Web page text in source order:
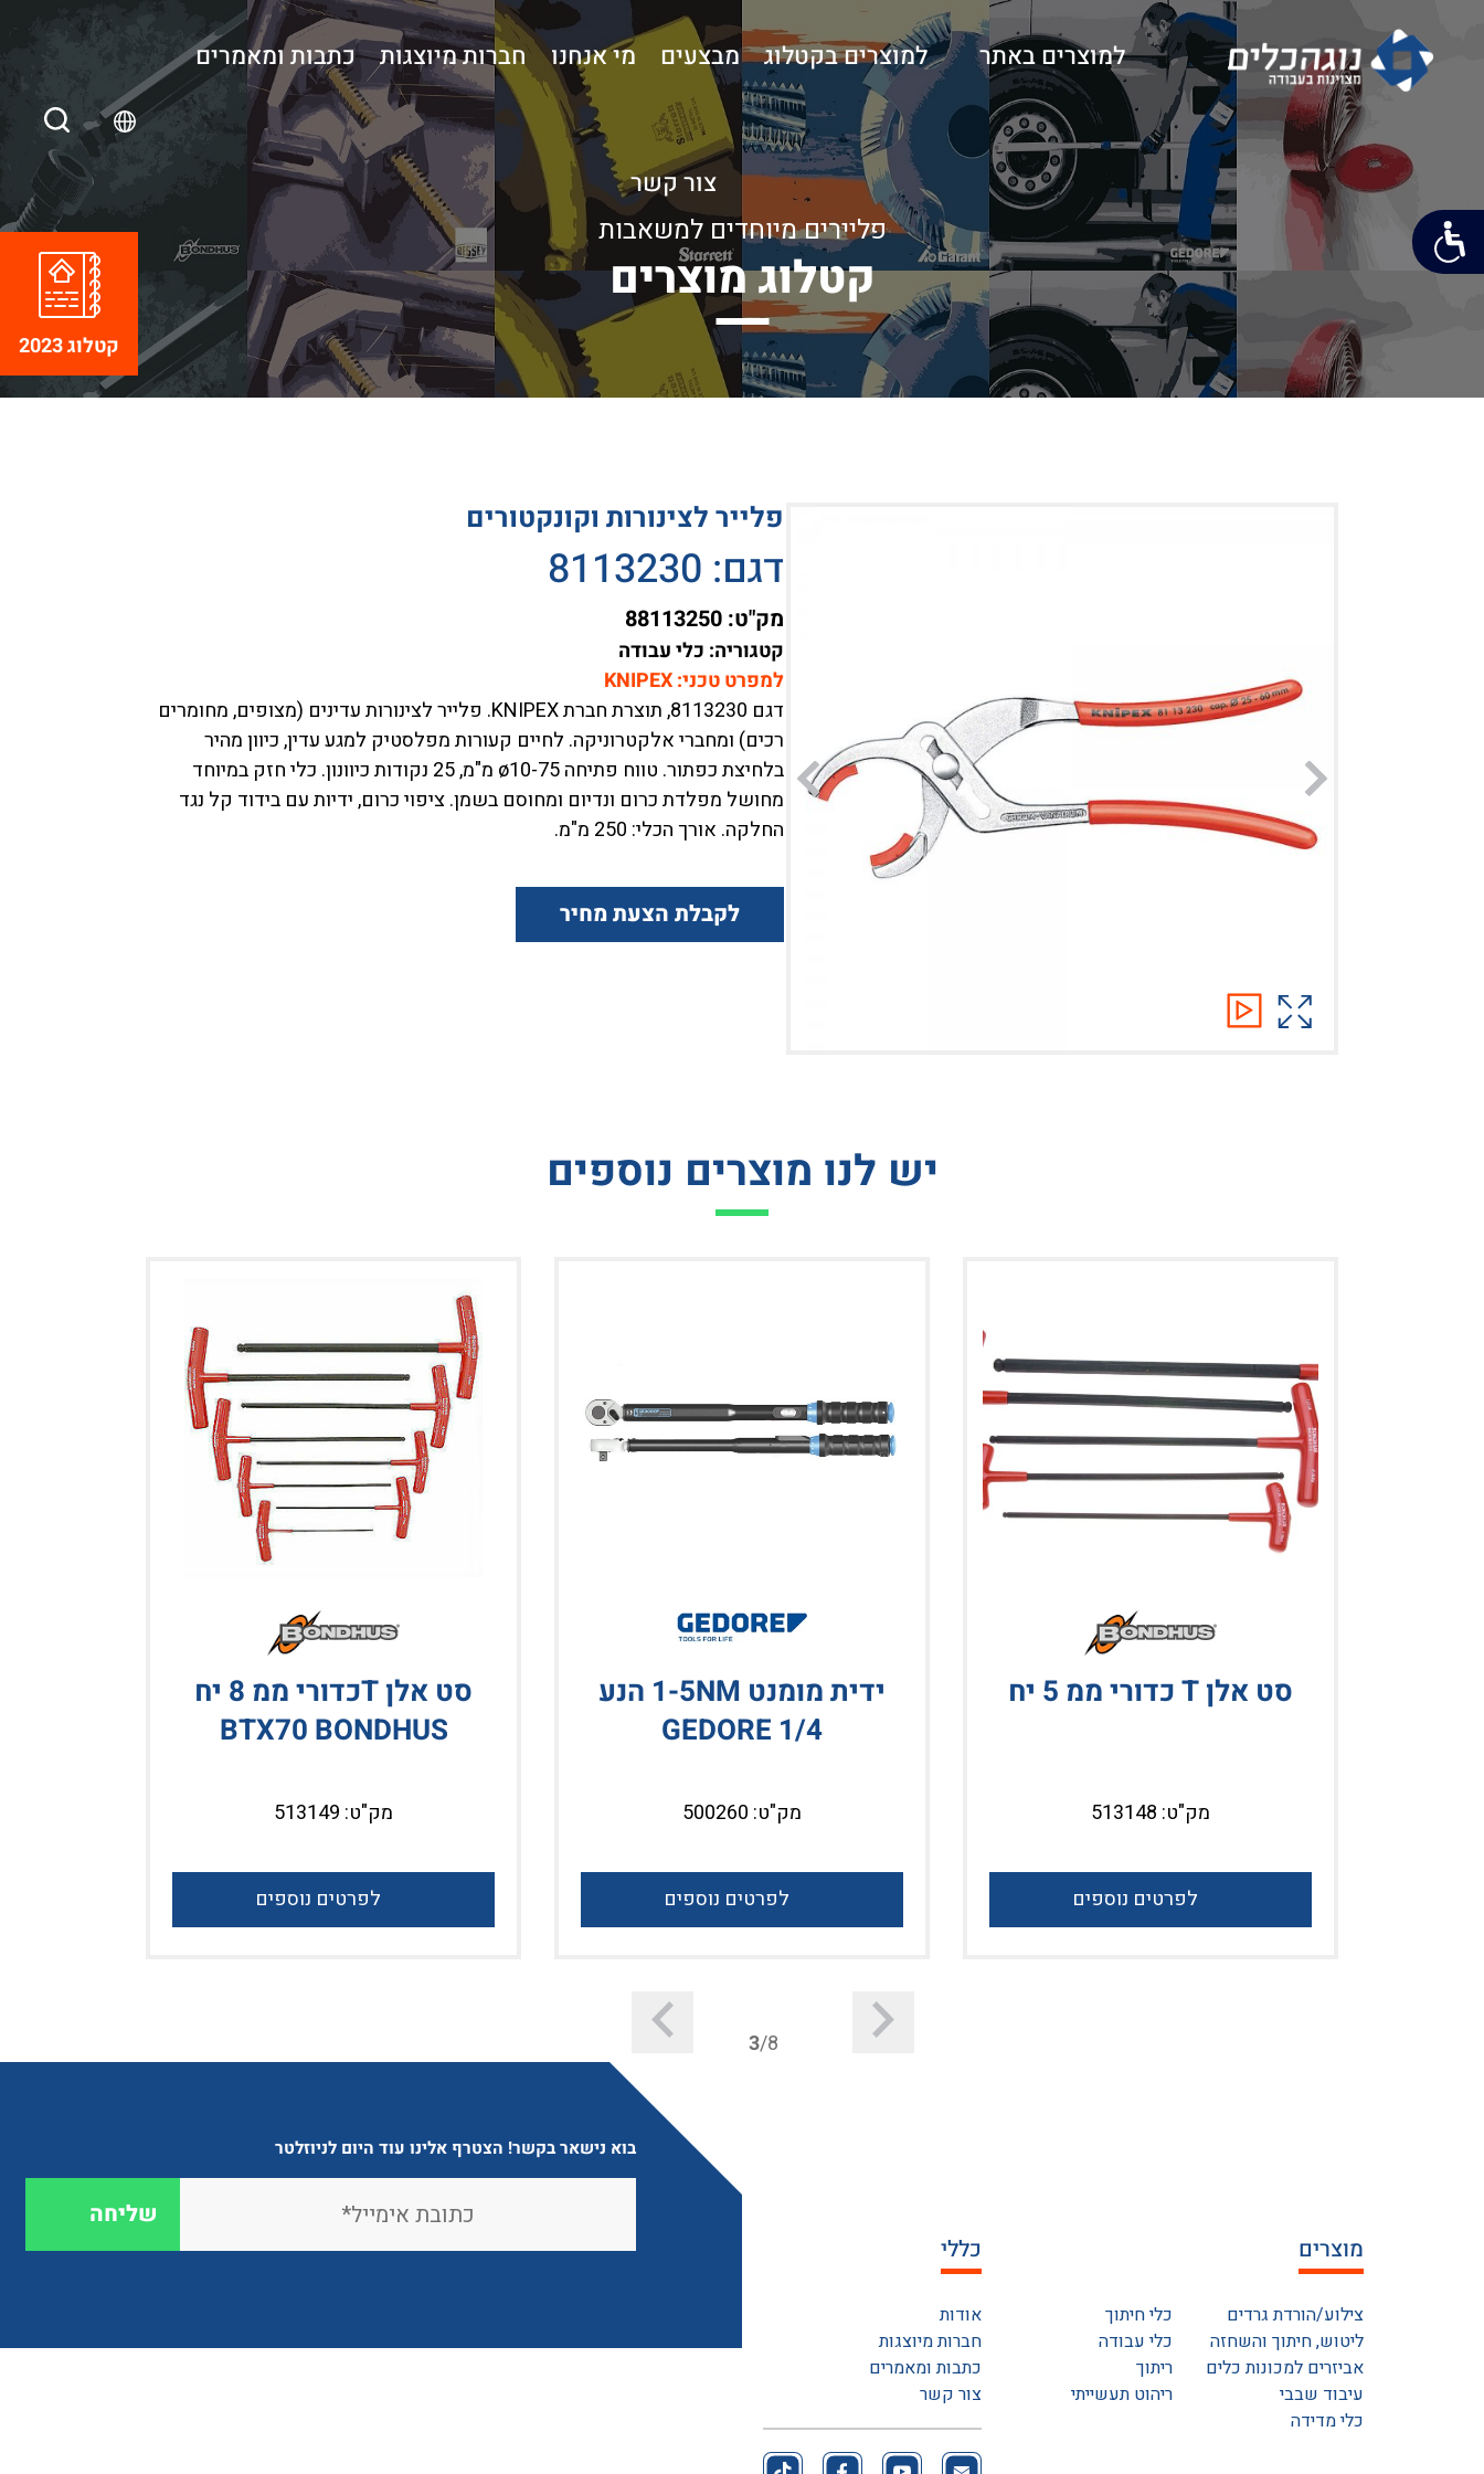
למוצרים באתר למוצרים בקטלוג מבצעים מי אנחנו חברות מיוצגות כתבות ומאמרים
צור קשר
פליירים מיוחדים למשאבות
קטלוג מוצרים
פלייר לצינורות וקונקטורים
דגם: 8113230
מק"ט:88113250
קטגוריה: כלי עבודה
למפרט טכני: KNIPEX
דגם 8113230, תוצרת חברת KNIPEX. פלייר לצינורות עדינים (מצופים, מחומרים
רכים) ומחברי אלקטרוניקה. לחיים קעורות מפלסטיק למגע עדין, כיוון מהיר
בלחיצת כפתור. טווח פתיחה ø10-75 מ"מ, 25 נקודות כיוונון. כלי חזק במיוחד
מחושל מפלדת כרום ונדיום ומחוסם בשמן. ציפוי כרום, ידיות עם בידוד קל נגד
החלקה. אורך הכלי: 250 מ"מ.
לקבלת הצעת מחיר
יש לנו מוצרים נוספים
סט אלן T כדורי ממ 5 יח
מק"ט: 513148
לפרטים נוספים
ידית מומנט 1-5NM הנע
GEDORE 1/4
מק"ט: 500260
לפרטים נוספים
סט אלן Tכדורי ממ 8 יח
BTX70 BONDHUS
מק"ט: 513149
לפרטים נוספים
3/8
בוא נישאר בקשר! הצטרף אלינו עוד היום לניוזלטר
מוצרים
צילוע/הורדת גרדים
ליטוש, חיתוך והשחזה
אביזרים למכונות כלים
עיבוד שבבי
כלי מדידה
כלי חיתוך
כלי עבודה
ריתוך
ריהוט תעשייתי
כללי
אודות
חברות מיוצגות
כתבות ומאמרים
צור קשר
קטלוג 2023